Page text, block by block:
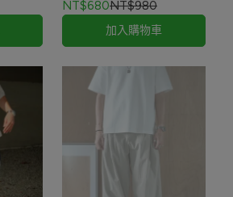
NT$680NT$980
加入購物車